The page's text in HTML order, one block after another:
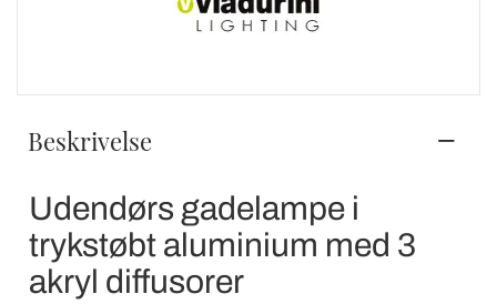
Beskrivelse
Udendørs gadelampe i
trykstøbt aluminium med 3
akryl diffusorer